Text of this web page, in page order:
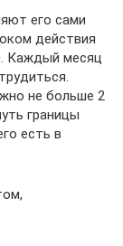
его сами
действия
Каждый месяц
не больше 2
границы
есть в